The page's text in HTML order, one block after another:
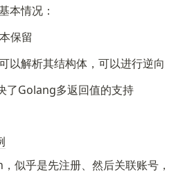
本情况：
保留
以解析其结构体，可以进行逆向
了Golang多返回值的支持
似乎是先注册、然后关联账号，